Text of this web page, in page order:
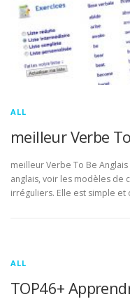
ALL
meilleur Verbe
meilleur Verbe To Be
anglais, voir les modèles de
irréguliers. Elle est simple et
ALL
TOP46+